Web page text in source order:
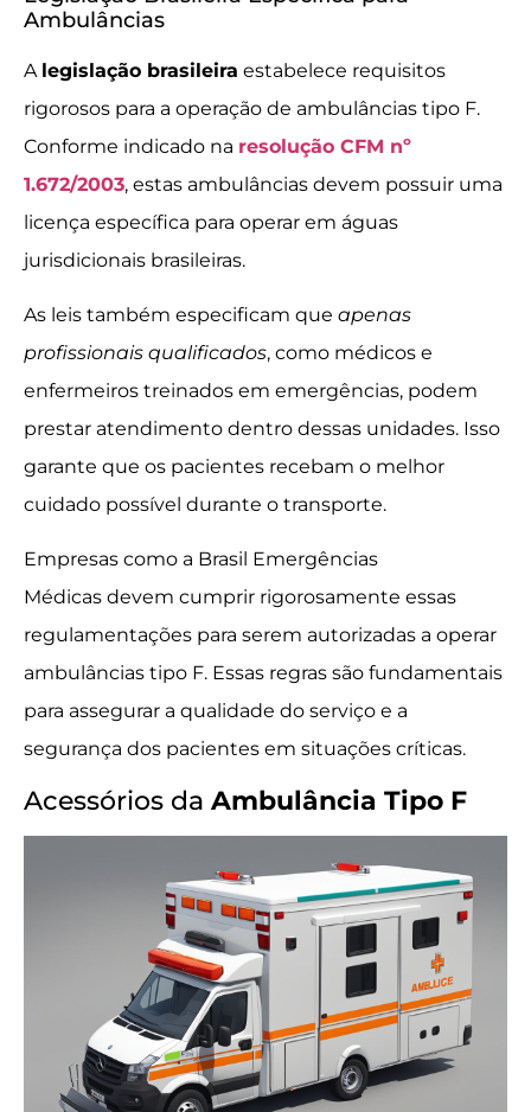
Ambulâncias
A legislação brasileira estabelece requisitos
rigorosos para a operação de ambulâncias tipo F.
Conforme indicado na resolução CFM nº
1.672/2003, estas ambulâncias devem possuir uma
licença específica para operar em águas
jurisdicionais brasileiras.
As leis também especificam que apenas
profissionais qualificados, como médicos e
enfermeiros treinados em emergências, podem
prestar atendimento dentro dessas unidades. Isso
garante que os pacientes recebam o melhor
cuidado possível durante o transporte.
Empresas como a Brasil Emergências
Médicas devem cumprir rigorosamente essas
regulamentações para serem autorizadas a operar
ambulâncias tipo F. Essas regras são fundamentais
para assegurar a qualidade do serviço e a
segurança dos pacientes em situações críticas.
Acessórios da Ambulância Tipo F